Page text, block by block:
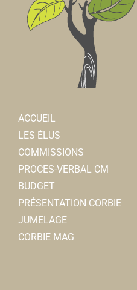
ACCUEIL
LES ÉLUS
COMMISSIONS
PROCES-VERBAL CM
BUDGET
PRÉSENTATION CORBIE
JUMELAGE
CORBIE MAG